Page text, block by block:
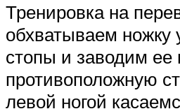
Тренировка на
обхватываем ножку
стопы и заводим ее
противоположную
левой ногой